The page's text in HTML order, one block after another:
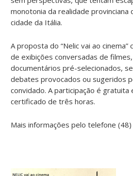
monotonia da realidade provinciana
cidade da Itália.
A proposta do “Nelic vai ao cinema”
de exibições conversadas de
documentários pré-selecionados,
debates provocados ou sugeridos
convidado. A participação é gratuita
certificado de três horas.
Mais informações pelo telefone